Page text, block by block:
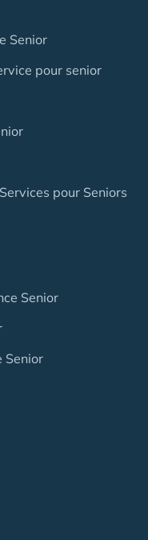
Senior
pour senior
pour Seniors
Senior
Senior